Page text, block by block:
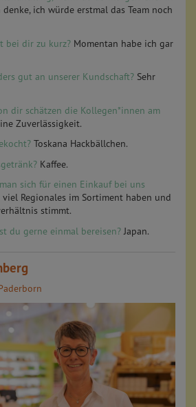
denke, ich würde erstmal das Team noch
bei dir zu kurz? Momentan habe ich gar
gut an unserer Kundschaft? Sehr
dir schätzen die Kollegen*innen am
Zuverlässigkeit.
Toskana Hackbällchen.
Kaffee.
sich für einen Einkauf bei uns
Regionales im Sortiment haben und
stimmt.
du gerne einmal bereisen?Japan.